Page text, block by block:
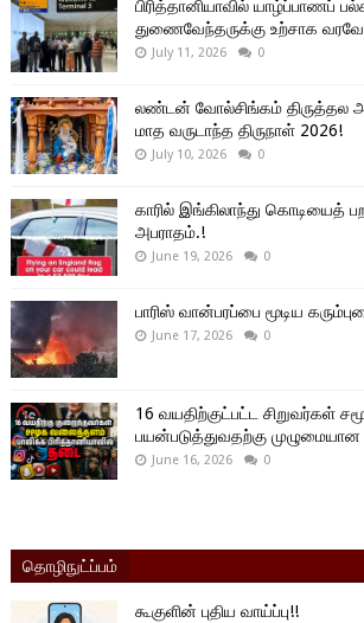
பிரித்தானியாவில் யாழ்ப்பாணப்
துணைவேந்தருக்கு உற்சாக
July 11, 2026 0
லண்டன் வோல்சிங்கம்
மாத வருடாந்த திருநாள் 2026!
July 10, 2026 0
காரில் இங்கிலாந்து கொடியைத்
அபராதம்.!
June 19, 2026 0
பாரிஸ் வான்பரப்பை மூடிய
June 17, 2026 0
16 வயதிற்குட்பட்ட சிறுவர்கள்
பயன்படுத்துவதற்கு
June 16, 2026 0
தொழிநுட்ப்பம்
கூகுளின் புதிய வாய்ப்பு!!